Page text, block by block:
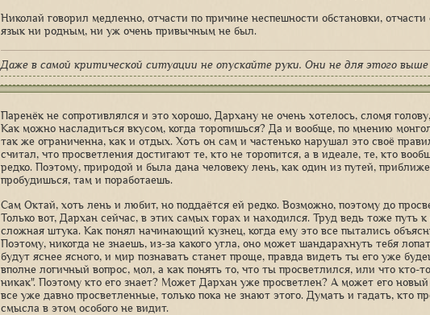
Николай говорил медленно, отчасти по причине неспешности обстановки, отчасти
язык ни родным, ни уж очень привычным не был.
Даже в самой критической ситуации не опускайте руки. Они не для этого
Паренёк не сопротивлялся и это хорошо, Дархану не очень хотелось, сломя
Как можно насладиться вкусом, когда торопишься? Да и вообще, по мнению
так же ограниченна, как и отдых. Хоть он сам и частенько нарушал это своё
считал, что просветления достигают те, кто не торопится, а в идеале, те, кто
редко. Поэтому, природой и была дана человеку лень, как один из путей,
пробудишься, там и поработаешь.
Сам Октай, хоть лень и любит, но поддаётся ей редко. Возможно, поэтому до
Только вот, Дархан сейчас, в этих самых горах и находился. Труд ведь тоже путь
сложная штука. Как понял начинающий кузнец, когда ему это все пытались
Поэтому, никогда не знаешь, из-за какого угла, оно может шандарахнуть тебя
будут яснее ясного, и мир познавать станет проще, правда видеть ты его уже
вполне логичный вопрос, мол, а как понять то, что ты просветлился, или что кто-
никак". Поэтому кто его знает? Может Дархан уже просветлен? А может его
все уже давно просветленные, только пока не знают этого. Думать и гадать, кто
смысла в этом особого не видит.